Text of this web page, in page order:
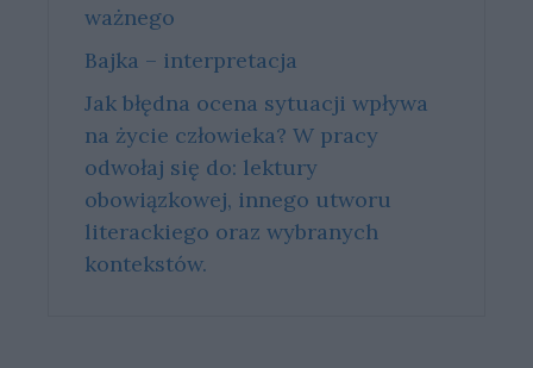
ważnego
Bajka – interpretacja
Jak błędna ocena sytuacji wpływa
na życie człowieka? W pracy
odwołaj się do: lektury
obowiązkowej, innego utworu
literackiego oraz wybranych
kontekstów.